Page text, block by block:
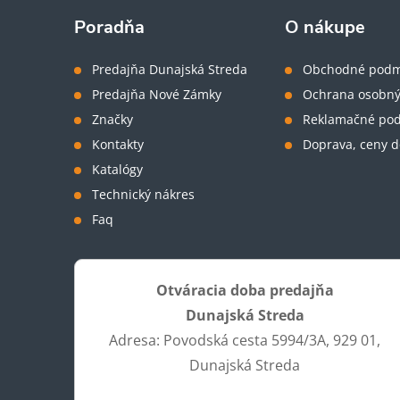
Poradňa
Predajňa Dunajská Streda
Predajňa Nové Zámky
Značky
Kontakty
Katalógy
Technický nákres
Faq
O nákupe
Obchodné
Ochrana
Reklamačné
Doprava, ceny
Otváracia doba predajňa
Dunajská Streda
Adresa: Povodská cesta 5994/3A, 929 01,
Dunajská Streda